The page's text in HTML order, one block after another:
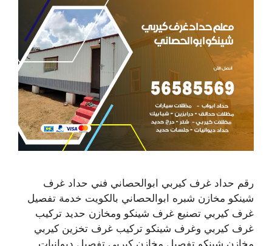
رقم حداد غرف كيربي ابوالحصاني فني حداد غرف
شينكو مخازن شبره ابوالحصاني بالكويت خدمة تفصيل
غرف كيربي تصنيع غرف شينكو ومخازن حديد تركيب
غرف كيربي وغرف شينكو تركيب غرف تخزين كيربي
مخازن شينكو تفصيل مخازن كيربي تفصيل ديوانيات